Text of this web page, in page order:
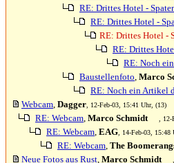
RE: Drittes Hotel -
RE: Drittes Hotel -
RE: Drittes Hotel -
RE: Drittes
RE: Noch
Baustellenfoto, Marco
RE: Noch ein Artikel
Webcam, Dagger , 12-Feb-03, 15:41 Uhr, (13)
RE: Webcam, Marco Schmidt ,
RE: Webcam, EAG , 14-Feb-03, 15:48
RE: Webcam, The
Neue Fotos aus Rust, Marco Schmidt